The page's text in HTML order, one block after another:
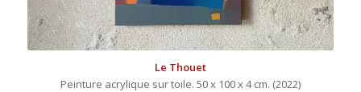
Le Thouet
Peinture acrylique sur toile. 50 x 100 x 4 cm. (2022)